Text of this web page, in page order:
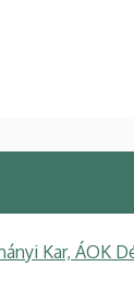
Kar, ÁOK